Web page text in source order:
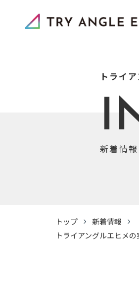
トライ
新着情報
トップ
新着情報
トライアングルエ